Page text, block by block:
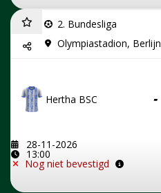
2. Bundesliga
Olympiastadion, Berlijn
Hertha BSC -
28-11-2026
13:00
Nog niet bevestigd